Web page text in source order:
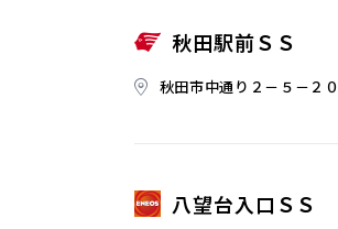
秋田駅前ＳＳ
秋田市中通り２－５－２０
八望台入口ＳＳ